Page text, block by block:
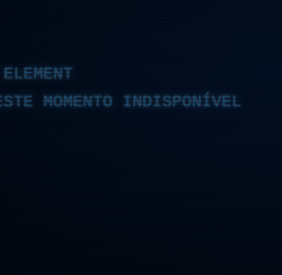
MOMENTO INDISPONÍVEL